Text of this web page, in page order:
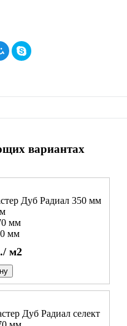
вариантах
Дуб Радиал 350 мм
мм
мм
м2
Дуб Радиал cелект